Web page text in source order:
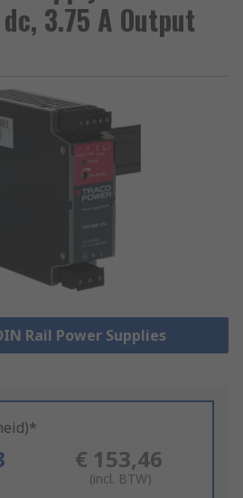
3.75 A Output
Rail Power Supplies
€ 153,46
(incl. BTW)